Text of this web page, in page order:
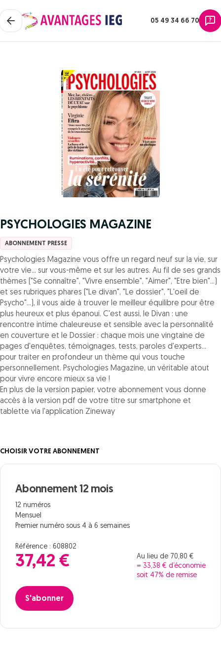
05 49 34 66 70
PSYCHOLOGIES MAGAZINE
ABONNEMENT PRESSE
Psychologies Magazine vous offre un regard neuf sur la vie, sur
votre vie... sur vous-même et sur les autres. Au fil de ses grands
thèmes ("Se connaître", "Vivre ensemble", "Aimer", "Etre bien"...)
et ses rubriques phares ("Le divan", "Le dossier", "L'oeil de
Psycho"...), il vous aide à trouver le meilleur équilibre pour être
plus heureux et plus épanoui. C'est aussi, le Divan : une
rencontre intime chaleureuse et sensible avec la personnalité
en couverture et le Dossier : chaque mois une vingtaine de
pages d'enquêtes, témoignages, tests, paroles d'experts...
pour traiter en profondeur un thème qui vous touche
personnellement. Psychologies Magazine, un véritable atout
pour vivre encore mieux sa vie !
En plus de la version papier, votre abonnement vous donne
accès à la version pdf de votre titre sur smartphone et
tablette via l'application Zineway
CHOISIR VOTRE ABONNEMENT
Abonnement 12 mois
12 numéros
Mensuel
Premier numéro sous 4 à 6 semaines
Référence : 608802
37,42 €
Au lieu de 70,80 €
= 33,38 € d’économie
soit 47% de remise
S'abonner